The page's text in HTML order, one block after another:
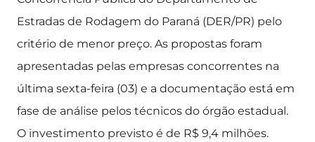
Estradas de Rodagem do Paraná (DER/PR) pelo
critério de menor preço. As propostas foram
apresentadas pelas empresas concorrentes na
última sexta-feira (03) e a documentação está em
fase de análise pelos técnicos do órgão estadual.
O investimento previsto é de R$ 9,4 milhões.